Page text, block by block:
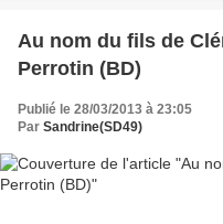
Au nom du fils de
Perrotin (BD)
Publié le 28/03/2013 à 23:05
Par Sandrine(SD49)